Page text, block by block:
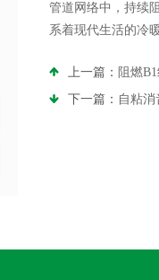
管道网络中，持续
系着现代生活的冷
上一篇： 阻燃
下一篇： 自粘